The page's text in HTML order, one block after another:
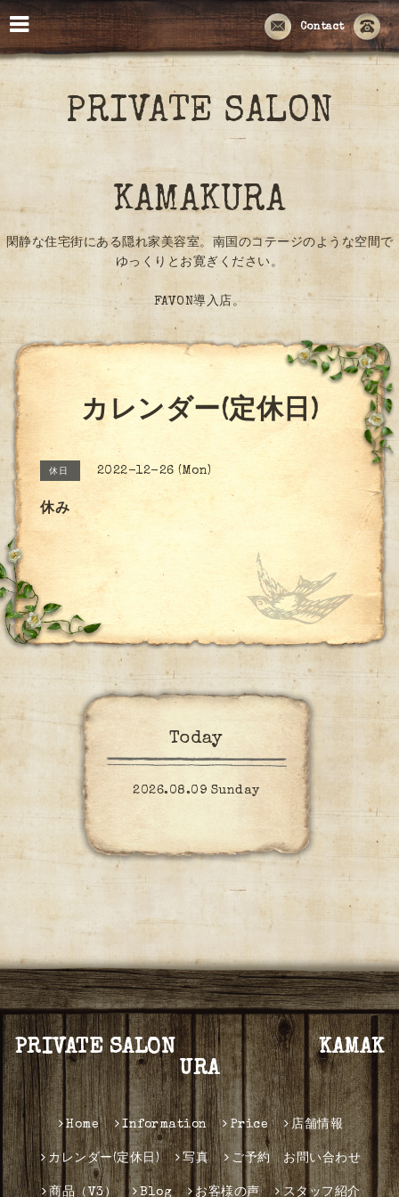
Contact
PRIVATE SALON
KAMAKURA
閑静な住宅街にある隠れ家美容室。南国のコテージのような空間で
ゆっくりとお寛ぎください。
FAVON導入店。
カレンダー(定休日)
休日 2022-12-26 (Mon)
休み
Today
2026.08.09 Sunday
PRIVATE SALON KAMAK
URA
Home Information Price 店舗情報
カレンダー(定休日) 写真 ご予約 お問い合わせ
商品（V3） Blog お客様の声 スタッフ紹介